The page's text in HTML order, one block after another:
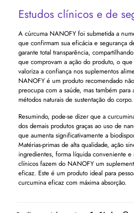
Estudos clínicos e de
A cúrcuma NANOFY foi submetida a
que confirmam sua eficácia e segurança
garante total transparência,
que comprovam a ação do produto, o
valoriza a confiança nos suplementos
NANOFY é um produto recomendado
preocupa com a saúde, mas também
métodos naturais de sustentação do corpo.
Resumindo, pode-se dizer que a
dos demais produtos graças ao uso de
que aumenta significativamente a
Matérias-primas de alta qualidade, ação
ingredientes, forma líquida conveniente e
clínicos fazem do NANOFY um
eficaz. Este é um produto ideal para
curcumina eficaz com máxima absorção.